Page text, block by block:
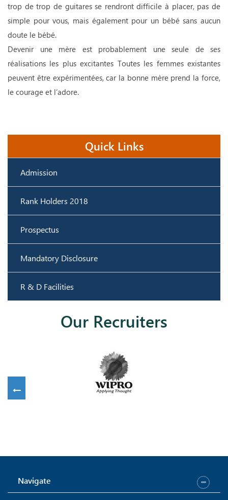
trop de trop de guitares se rendront difficile à placer, pas de
simple pour vous, mais également pour un bébé sans aucun
doute le bébé.
Devenir une mère est probablement une seule de ses
réalisations les plus excitantes Toutes les femmes existantes
peuvent être expérimentées, car la bonne mère prend la force,
le courage et l’adore.
Quick Links
Admission
Rank Holders 2018
Prospectus
Mandatory Disclosure
R & D Facilities
Our Recruiters
Navigate